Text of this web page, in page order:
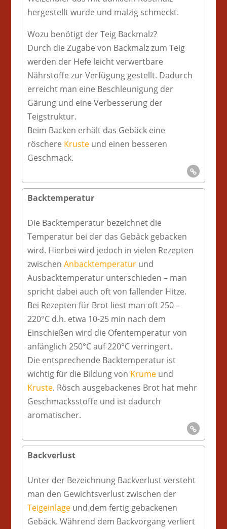
hergestellt wurde und malzig schmeckt.
Wozu benötigt der Teig Backmalz?
Durch die Zugabe von Backmalz zum Teig
werden der Hefe leicht verwertbare
Nährstoffe zur Verfügung gestellt. Dadurch
erreicht man eine Beschleunigung der
Gärung und eine Verbesserung der
Teigstruktur.
Beim Backen erhält das Gebäck eine
röschere Krusteund einen besseren
Geschmack.
Backtemperatur
Die Backtemperatur bezeichnet die
Temperatur bei der das Gebäck gebacken
wird. Hierbei wird jedoch in vielen Rezepten
zwischen Anbacktemperaturund
Ausbacktemperatur unterschieden – man
spricht dabei auch oft von fallender Hitze.
Bei Rezepten für Brot liest man oft 250 –
220°C d.h. etwa 10-25 min nach dem
Einschießen wird die Ofentemperatur von
anfänglich 250°C auf 220°C verringert.
Die entsprechende Backtemperatur ist
wichtig für die Bildung von Krumeund
Kruste. Rösch ausgebackenes Brot hat mehr
Geschmacksstoffe und ist dadurch
aromatischer.
Backverlust
Unter der Bezeichnung Backverlust versteht
man den Gewichtsverlust zwischen der
Teigeinlageund dem fertig gebackenen
Gebäck. Während dem Backvorgang verliert